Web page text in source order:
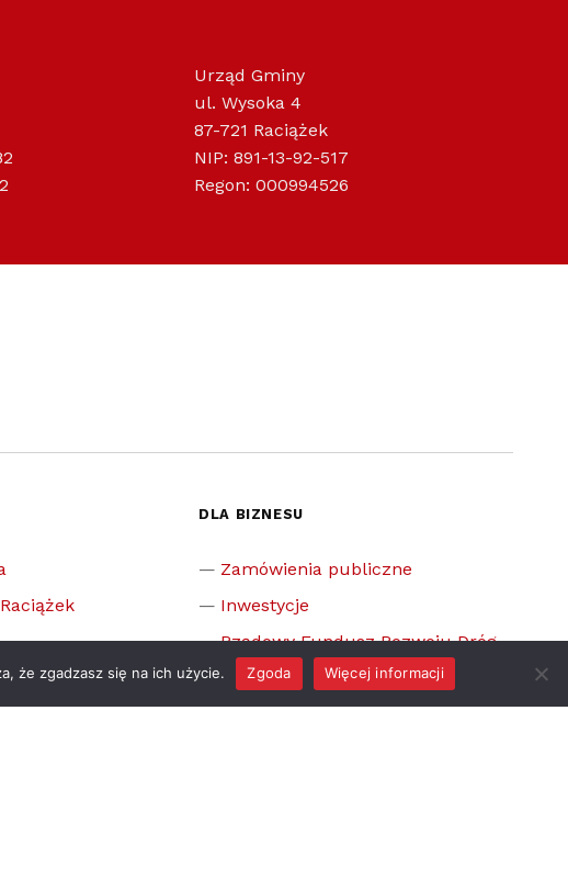
Urząd Gminy
ul. Wysoka 4
87-721 Raciążek
NIP: 891-13-92-517
Regon: 000994526
DLA BIZNESU
Zamówienia publiczne
Inwestycje
Rządowy Fundusz Rozwoju Dróg
że zgadzasz się na ich użycie. Zgoda Więcej informacji